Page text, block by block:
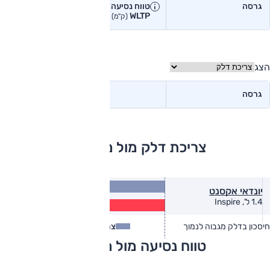
גרסה
טווח נסיעה יצרן
WLTP(ק"מ)
הצג
גרסה
צריכת דלק מול מתחרים
יונדאי אקסנט
1.4 ל', Inspire
חיסכון בדלק מגבוה לנמוך צריכת דלק
טווח נסיעה מול מתחרים